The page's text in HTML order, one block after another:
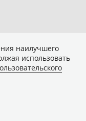
наилучшего
использовать